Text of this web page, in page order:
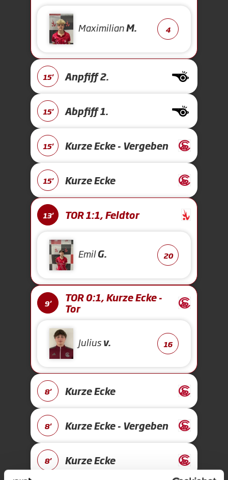
MaximilianM. 4
15' Anpfiff 2.
15' Abpfiff 1.
15' Kurze Ecke - Vergeben
15' Kurze Ecke
13' TOR 1:1, Feldtor
EmilG. 20
9'
TOR 0:1, Kurze Ecke -
Tor
Juliusv. 16
8' Kurze Ecke
8' Kurze Ecke - Vergeben
8' Kurze Ecke